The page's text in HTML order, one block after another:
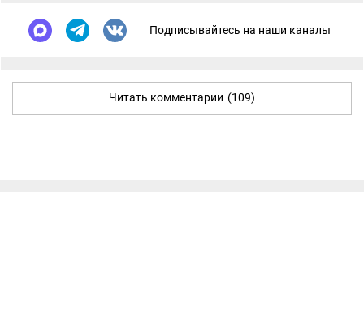
Подписывайтесь на наши каналы
Читать комментарии (109)